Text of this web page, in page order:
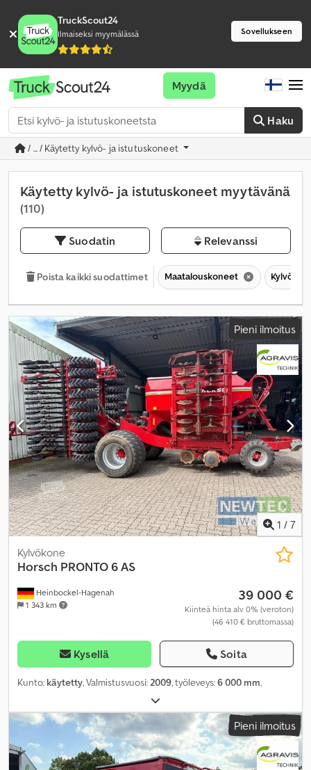
TruckScout24
Ilmaiseksi myymälässä Sovellukseen
Haku
Myydä
/ ... / Käytetty kylvö- ja istutuskoneet
Käytetty kylvö- ja istutuskoneet myytävänä
(110)
Suodatin Relevanssi
Poista kaikki suodattimet Maatalouskoneet Kylvö-
Pieni ilmoitus
1 / 7
Heinbockel-Hagenah
1 343 km
Kylvökone
Horsch PRONTO 6 AS
39 000 €
Kiinteä hinta alv 0% (veroton)
(46 410 € bruttomassa)
Kysellä Soita
Kunto: käytetty, Valmistusvuosi:2009, työleveys:6 000 mm,
Pieni ilmoitus